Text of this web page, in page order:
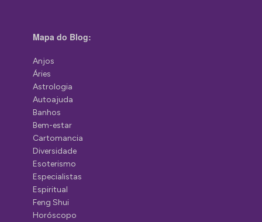
Mapa do Blog:
Anjos
Áries
Astrologia
Autoajuda
Banhos
Bem-estar
Cartomancia
Diversidade
Esoterismo
Especialistas
Espiritual
Feng Shui
Horóscopo